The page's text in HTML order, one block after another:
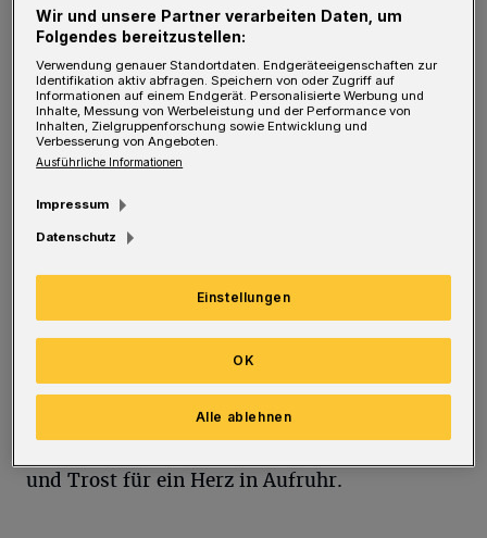
Foto: Anna Schwartz
Z u hören und zu erleben ist ein „Best Off“
aus über 20 Jahren Norah Jones mit den
ersten Hits, unbekannteren Lieblingsliedern
Norah Jones' Songs sind wie goldenes
Septemberlicht, eine Morgenbrise am Meer,
ein Luftballon im Oktoberhimmel, ein
Abendessen mit Kerzenschein, ein spontaner
Tag am Strand, ein Frühstück mit Freunden
und Trost für ein Herz in Aufruhr.
Wir und unsere Partner verarbeiten Daten, um
Folgendes bereitzustellen:
Verwendung genauer Standortdaten. Endgeräteeigenschaften zur
Identifikation aktiv abfragen. Speichern von oder Zugriff auf
Informationen auf einem Endgerät. Personalisierte Werbung und
Inhalte, Messung von Werbeleistung und der Performance von
Inhalten, Zielgruppenforschung sowie Entwicklung und
Verbesserung von Angeboten.
Ausführliche Informationen
Impressum
Datenschutz
Einstellungen
Alle ablehnen
OK